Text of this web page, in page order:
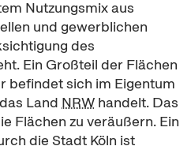
Nutzungsmix aus
und gewerblichen
des
Ein Großteil der Flächen
befindet sich im Eigentum
Land NRW handelt. Das
Flächen zu veräußern. Ein
die Stadt Köln ist